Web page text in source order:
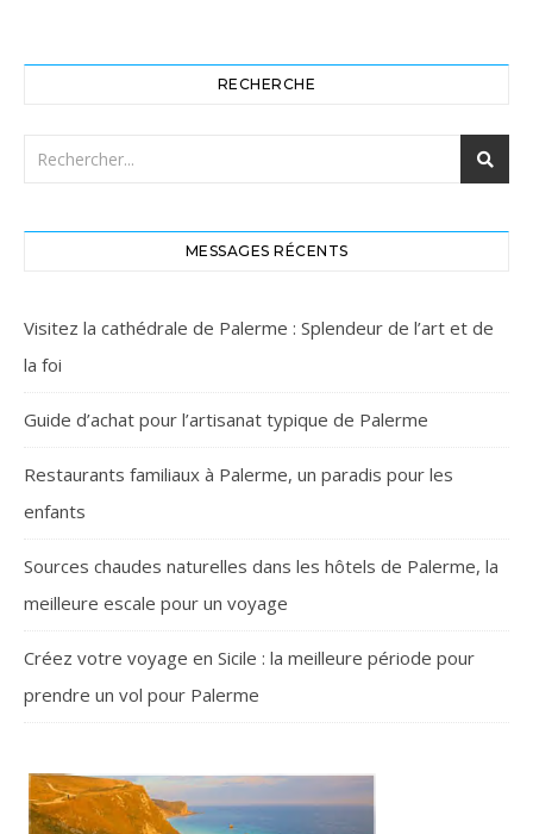
RECHERCHE
MESSAGES RÉCENTS
Visitez la cathédrale de Palerme : Splendeur de l’art et de
la foi
Guide d’achat pour l’artisanat typique de Palerme
Restaurants familiaux à Palerme, un paradis pour les
enfants
Sources chaudes naturelles dans les hôtels de Palerme, la
meilleure escale pour un voyage
Créez votre voyage en Sicile : la meilleure période pour
prendre un vol pour Palerme